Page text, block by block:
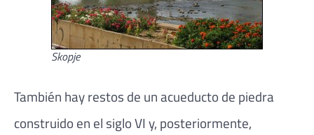
Skopje
También hay restos de un acueducto de piedra
construido en el siglo VI y, posteriormente,